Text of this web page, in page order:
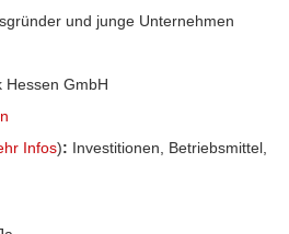
und junge Unternehmen
Hessen GmbH
Infos): Investitionen, Betriebsmittel,